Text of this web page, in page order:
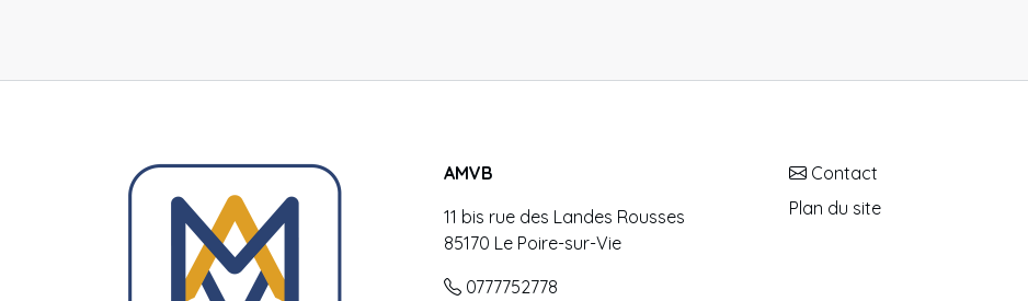
AMVB
11 bis rue des Landes Rousses
85170 Le Poire-sur-Vie
0777752778
Contact
Plan du site